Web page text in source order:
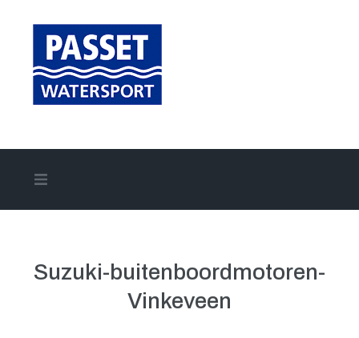
Suzuki-buitenboordmotoren-
Vinkeveen